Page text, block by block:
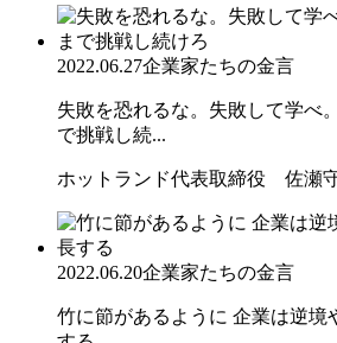
2022.06.27企業家たちの金言
失敗を恐れるな。失敗して学べ
で挑戦し続...
ホットランド代表取締役 佐瀬
2022.06.20企業家たちの金言
竹に節があるように 企業は逆境